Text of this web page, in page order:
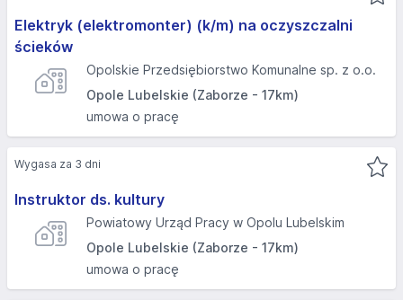
Elektryk (elektromonter) (k/m) na oczyszczalni
ścieków
Opolskie Przedsiębiorstwo Komunalne sp. z o.o.
Opole Lubelskie (Zaborze - 17km)
umowa o pracę
Instruktor ds. kultury
Powiatowy Urząd Pracy w Opolu Lubelskim
Opole Lubelskie (Zaborze - 17km)
umowa o pracę
Wygasa za 3 dni